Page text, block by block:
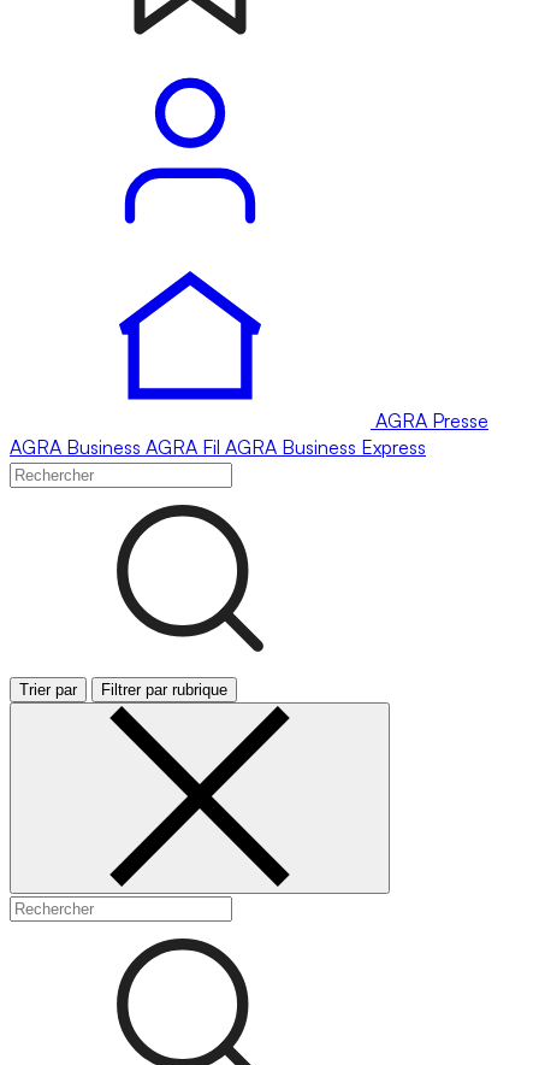
AGRA Presse
AGRA Business AGRA Fil AGRA Business Express
Trier par Filtrer par rubrique